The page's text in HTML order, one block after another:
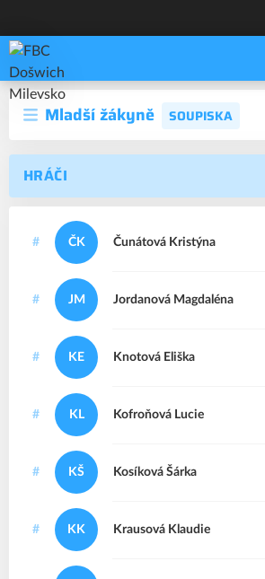
FBC Došwich Milevsko
Mladší žákyně SOUPISKA
HRÁČI
# ČK Kristýna
Čunátová
# JM Magdaléna
Jordanová
# KE Eliška
Knotová
# KL Lucie
Kofroňová
# KŠ Šárka
Kosíková
# KK Klaudie
Krausová